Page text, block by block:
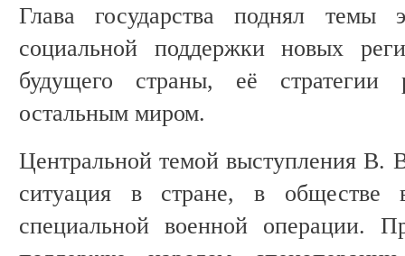
Глава государства поднял темы
социальной поддержки новых
будущего страны, её стратегии
остальным миром.
Центральной темой выступления В.
ситуация в стране, в обществе
специальной военной операции.